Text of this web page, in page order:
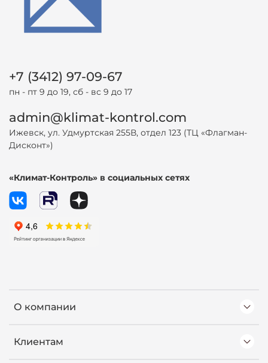
О компании
Клиентам
+7 (3412) 97-09-67
пн - пт 9 до 19, сб - вс 9 до 17
admin@klimat-kontrol.com
Ижевск, ул. Удмуртская 255В, отдел 123 (ТЦ «Флагман-
Дисконт»)
«Климат-Контроль» в социальных сетях